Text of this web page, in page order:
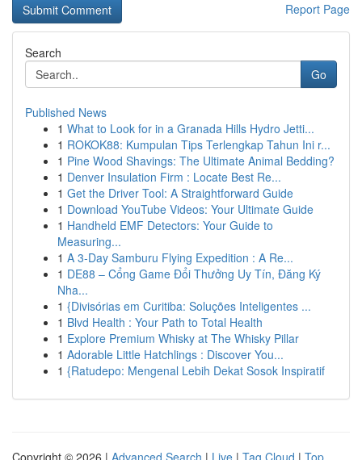
Report Page
Search
Go
Published News
1 What to Look for in a Granada Hills Hydro Jetti...
1 ROKOK88: Kumpulan Tips Terlengkap Tahun Ini r...
1 Pine Wood Shavings: The Ultimate Animal Bedding?
1 Denver Insulation Firm : Locate Best Re...
1 Get the Driver Tool: A Straightforward Guide
1 Download YouTube Videos: Your Ultimate Guide
1 Handheld EMF Detectors: Your Guide to
Measuring...
1 A 3-Day Samburu Flying Expedition : A Re...
1 DE88 – Cổng Game Đổi Thưởng Uy Tín, Đăng Ký
Nha...
1 {Divisórias em Curitiba: Soluções Inteligentes ...
1 Blvd Health : Your Path to Total Health
1 Explore Premium Whisky at The Whisky Pillar
1 Adorable Little Hatchlings : Discover You...
1 {Ratudepo: Mengenal Lebih Dekat Sosok Inspiratif
Copyright © 2026 | Advanced Search | Live | Tag Cloud | Top